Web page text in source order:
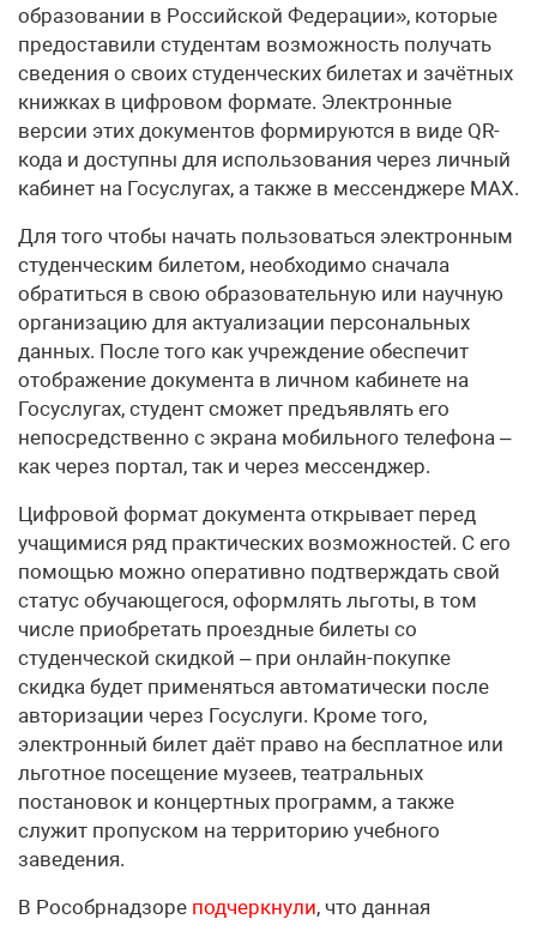
образовании в Российской Федерации», которые
предоставили студентам возможность получать
сведения о своих студенческих билетах и зачётных
книжках в цифровом формате. Электронные
версии этих документов формируются в виде QR-
кода и доступны для использования через личный
кабинет на Госуслугах, а также в мессенджере MАХ.
Для того чтобы начать пользоваться электронным
студенческим билетом, необходимо сначала
обратиться в свою образовательную или научную
организацию для актуализации персональных
данных. После того как учреждение обеспечит
отображение документа в личном кабинете на
Госуслугах, студент сможет предъявлять его
непосредственно с экрана мобильного телефона –
как через портал, так и через мессенджер.
Цифровой формат документа открывает перед
учащимися ряд практических возможностей. С его
помощью можно оперативно подтверждать свой
статус обучающегося, оформлять льготы, в том
числе приобретать проездные билеты со
студенческой скидкой – при онлайн-покупке
скидка будет применяться автоматически после
авторизации через Госуслуги. Кроме того,
электронный билет даёт право на бесплатное или
льготное посещение музеев, театральных
постановок и концертных программ, а также
служит пропуском на территорию учебного
заведения.
В Рособрнадзоре подчеркнули, что данная